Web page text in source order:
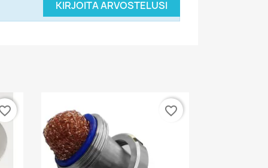
KIRJOITA ARVOSTELUSI
favorite_border